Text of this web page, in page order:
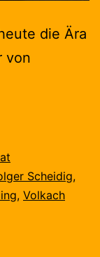
die Ära
von
Scheidig,
, Volkach